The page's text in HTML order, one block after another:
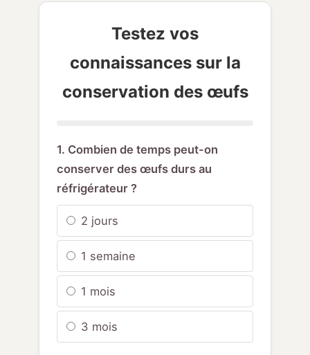
Testez vos
connaissances sur la
conservation des œufs
1. Combien de temps peut-on
conserver des œufs durs au
réfrigérateur ?
2 jours
1 semaine
1 mois
3 mois